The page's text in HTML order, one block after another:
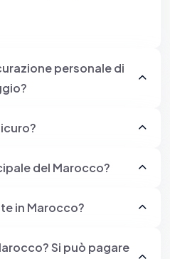
personale di
del Marocco?
in Marocco?
Si può pagare